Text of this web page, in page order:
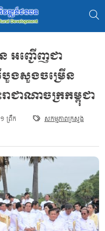
អញ្ជើញជា
បួងសួងចម្រើន
ជាណាចក្រកម្ពុជា
ព្រឹក សកម្មភាពក្រសួង